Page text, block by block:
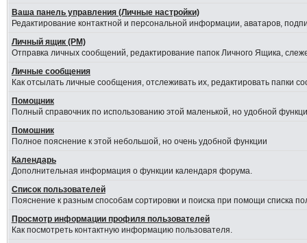
Ваша панель управления (Личные настройки)
Редактирование контактной и персональной информации, аватаров,
Личный ящик (PM)
Отправка личных сообщений, редактирование папок Личного Ящика,
Личные сообщения
Как отсылать личные сообщения, отслеживать их, редактировать папки
Помощник
Полный справочник по использованию этой маленькой, но удобной
Помошник
Полное пояснение к этой небольшой, но очень удобной функции
Календарь
Дополнительная информация о функции календаря форума.
Список пользователей
Пояснение к разным способам сортировки и поиска при помощи списка
Просмотр информации профиля пользователей
Как посмотреть контактную информацию пользователя.